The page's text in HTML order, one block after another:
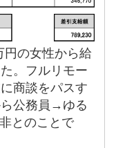
円の女性から給
。フルリモー
商談をパスす
公務員→ゆる
とのことで